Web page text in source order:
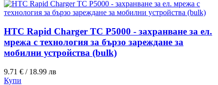
HTC Rapid Charger TC P5000 - захранване за ел.
мрежа с технология за бързо зареждане за
мобилни устройства (bulk)
9.71 € / 18.99 лв
Купи